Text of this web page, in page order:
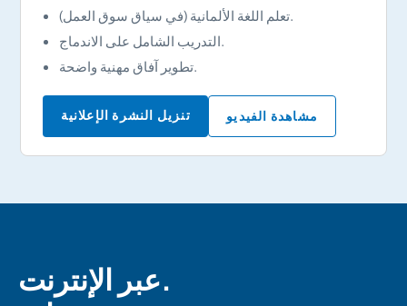
تعلم اللغة الألمانية (في سياق سوق العمل).
التدريب الشامل على الاندماج.
تطوير آفاق مهنية واضحة.
تنزيل النشرة الإعلانية مشاهدة الفيديو
عبر الإنترنت.